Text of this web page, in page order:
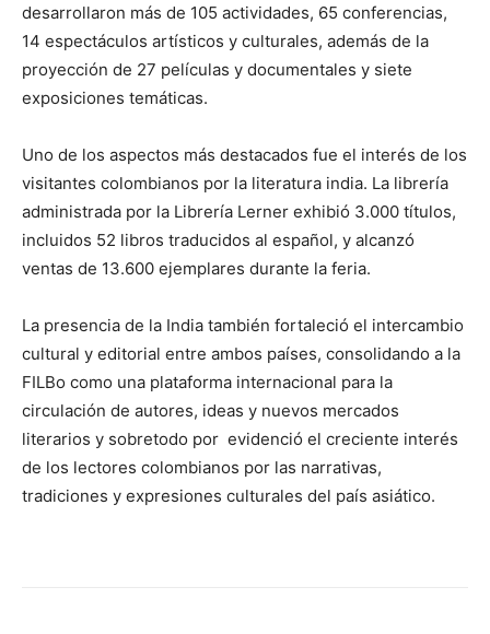
desarrollaron más de 105 actividades, 65 conferencias,
14 espectáculos artísticos y culturales, además de la
proyección de 27 películas y documentales y siete
exposiciones temáticas.
Uno de los aspectos más destacados fue el interés de los
visitantes colombianos por la literatura india. La librería
administrada por la Librería Lerner exhibió 3.000 títulos,
incluidos 52 libros traducidos al español, y alcanzó
ventas de 13.600 ejemplares durante la feria.
La presencia de la India también fortaleció el intercambio
cultural y editorial entre ambos países, consolidando a la
FILBo como una plataforma internacional para la
circulación de autores, ideas y nuevos mercados
literarios y sobretodo por evidenció el creciente interés
de los lectores colombianos por las narrativas,
tradiciones y expresiones culturales del país asiático.